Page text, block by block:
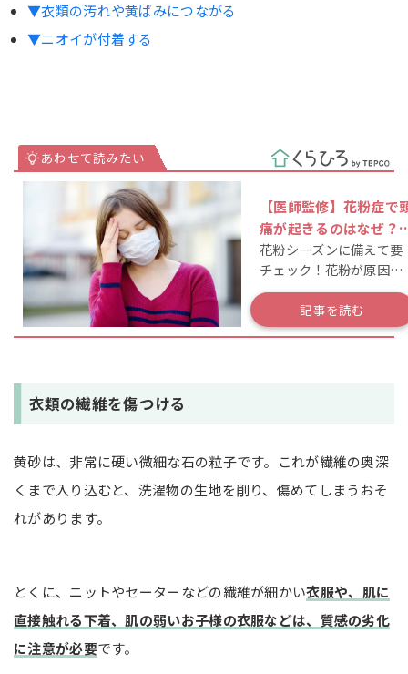
▼衣類の汚れや黄ばみにつながる
▼ニオイが付着する
【医師監修】花粉症で
痛が起きるのはなぜ？
らげる方法や予防法も
説！
花粉シーズンに備えて要
チェック！花粉が原因の
頭痛の対策方法を知ろう
記事を読む
衣類の繊維を傷つける
黄砂は、非常に硬い微細な石の粒子です。これが繊維の奥深
くまで入り込むと、洗濯物の生地を削り、傷めてしまうおそ
れがあります。
とくに、ニットやセーターなどの繊維が細かい衣服や、肌に
直接触れる下着、肌の弱いお子様の衣服などは、質感の劣化
に注意が必要です。